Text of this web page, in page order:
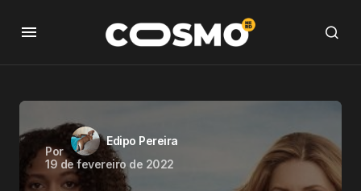
Por
Edipo Pereira
19 de fevereiro de 2022